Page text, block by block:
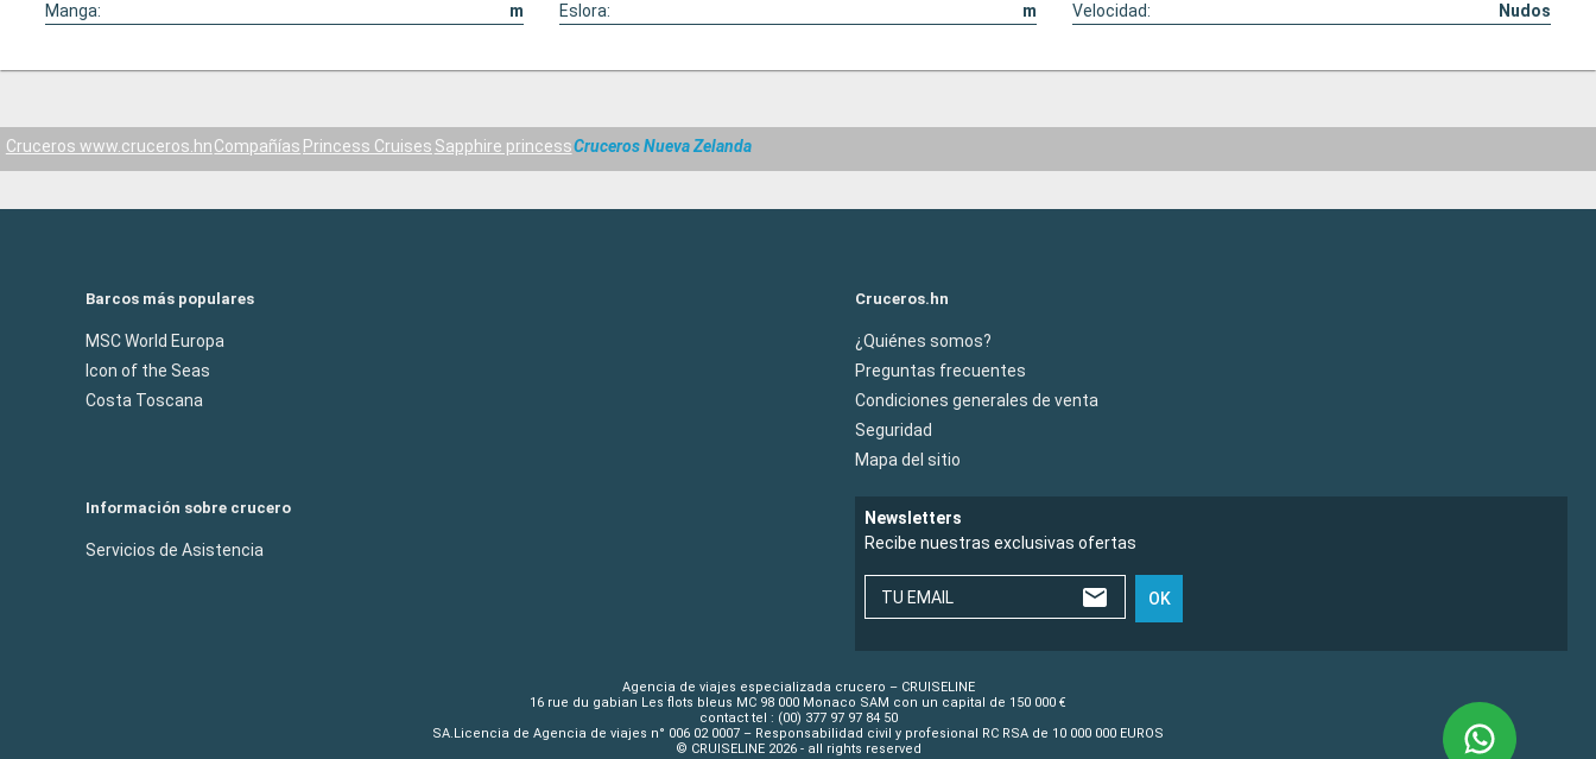
Manga:
m Eslora: m Velocidad: Nudos
Cruceros www.cruceros.hnCompañías Princess Cruises Sapphire princessCruceros Nueva Zelanda
Barcos más populares
MSC World Europa
Icon of the Seas
Costa Toscana
Cruceros.hn
¿Quiénes somos?
Preguntas frecuentes
Condiciones generales de venta
Seguridad
Mapa del sitio
Información sobre crucero
Servicios de Asistencia
Newsletters
Recibe nuestras exclusivas ofertas
TU EMAIL OK
Agencia de viajes especializada crucero – CRUISELINE
16 rue du gabian Les flots bleus MC 98 000 Monaco SAM con un capital de 150 000 €
contact tel : (00) 377 97 97 84 50
SA.Licencia de Agencia de viajes n° 006 02 0007 – Responsabilidad civil y profesional RC RSA de 10 000 000 EUROS
© CRUISELINE 2026 - all rights reserved